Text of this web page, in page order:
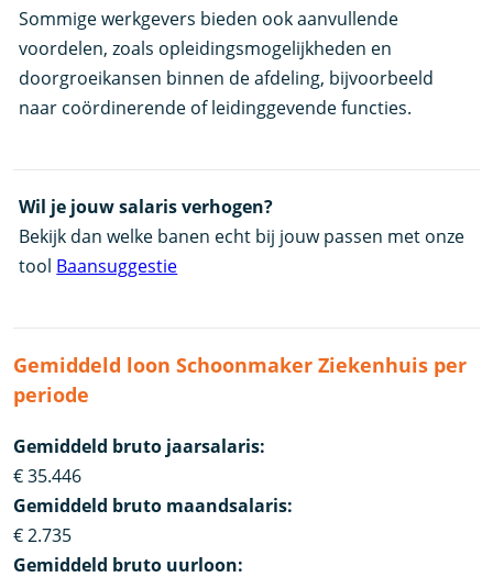
Sommige werkgevers bieden ook aanvullende
voordelen, zoals opleidingsmogelijkheden en
doorgroeikansen binnen de afdeling, bijvoorbeeld
naar coördinerende of leidinggevende functies.
Wil je jouw salaris verhogen?
Bekijk dan welke banen echt bij jouw passen met onze
tool Baansuggestie
Gemiddeld loon Schoonmaker Ziekenhuis per
periode
Gemiddeld bruto jaarsalaris:
€ 35.446
Gemiddeld bruto maandsalaris:
€ 2.735
Gemiddeld bruto uurloon: